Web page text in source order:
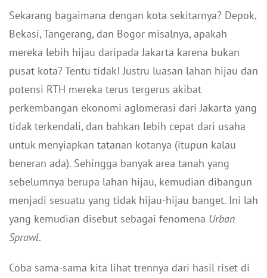
Sekarang bagaimana dengan kota sekitarnya? Depok,
Bekasi, Tangerang, dan Bogor misalnya, apakah
mereka lebih hijau daripada Jakarta karena bukan
pusat kota? Tentu tidak! Justru luasan lahan hijau dan
potensi RTH mereka terus tergerus akibat
perkembangan ekonomi aglomerasi dari Jakarta yang
tidak terkendali, dan bahkan lebih cepat dari usaha
untuk menyiapkan tatanan kotanya (itupun kalau
beneran ada). Sehingga banyak area tanah yang
sebelumnya berupa lahan hijau, kemudian dibangun
menjadi sesuatu yang tidak hijau-hijau banget. Ini lah
yang kemudian disebut sebagai fenomena Urban
Sprawl.
Coba sama-sama kita lihat trennya dari hasil riset di